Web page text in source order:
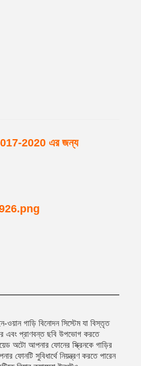
2020 এর জন্য
ওয়ান গাড়ি বিনোদন সিস্টেম যা বিস্তৃত
এবং প্রাণবন্ত ছবি উপভোগ করতে
অটো আপনার ফোনের স্ক্রিনকে গাড়ির
ফোনটি সুবিধার্থে নিয়ন্ত্রণ করতে পারেন